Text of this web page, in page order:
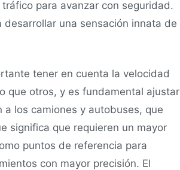
para avanzar con seguridad.
una sensación innata de
tener en cuenta la velocidad
que otros, y es fundamental ajustar
los camiones y autobuses, que
significa que requieren un mayor
puntos de referencia para
con mayor precisión. El